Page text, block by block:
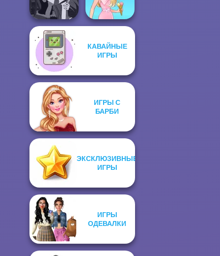
Design 2
Planner
Manga Creator -
Fantasy World...
КАВАЙНЫЕ
ИГРЫ
ИГРЫ С
БАРБИ
ЭКСКЛЮЗИВНЫЕ
ИГРЫ
ИГРЫ
ОДЕВАЛКИ